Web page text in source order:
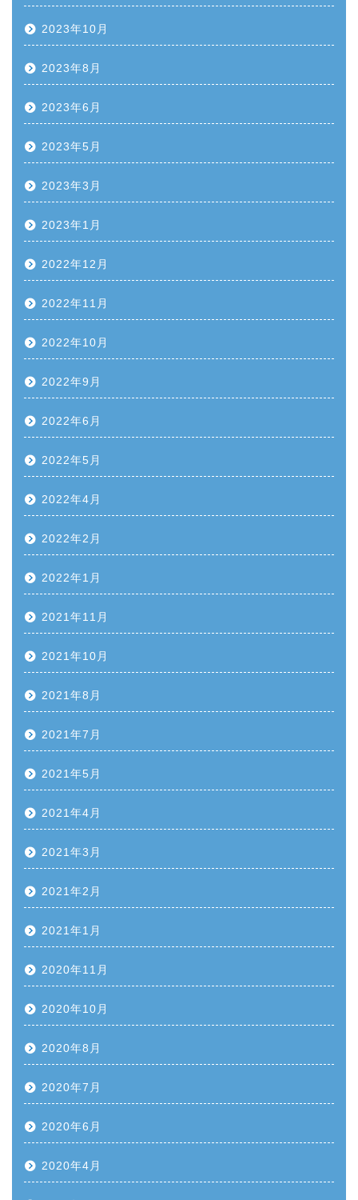
2023年10月
2023年8月
2023年6月
2023年5月
2023年3月
2023年1月
2022年12月
2022年11月
2022年10月
2022年9月
2022年6月
2022年5月
2022年4月
2022年2月
2022年1月
2021年11月
2021年10月
2021年8月
2021年7月
2021年5月
2021年4月
2021年3月
2021年2月
2021年1月
2020年11月
2020年10月
2020年8月
2020年7月
2020年6月
2020年4月